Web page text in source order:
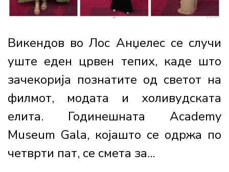
Викендов во Лос Анџелес се случи
уште еден црвен тепих, каде што
зачекорија познатите од светот на
филмот, модата и холивудската
елита. Годинешната Academy
Museum Gala, којашто се одржа по
четврти пат, се смета за...